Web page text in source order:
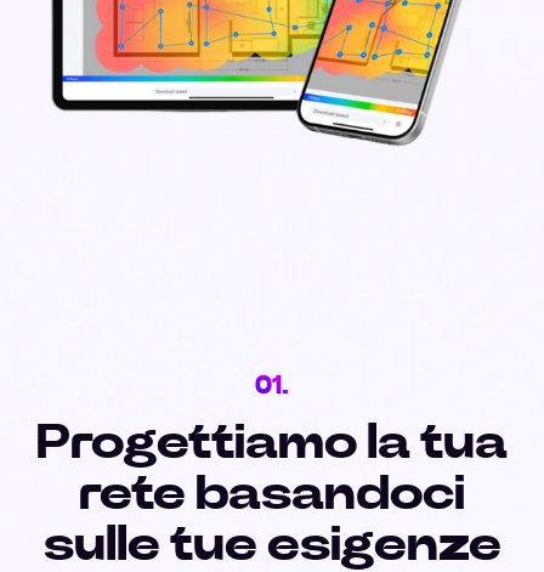
01.
Progettiamo la tua
rete basandoci
sulle tue esigenze